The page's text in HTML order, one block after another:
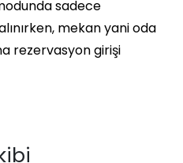
sadece
mekan yani oda
rezervasyon girişi